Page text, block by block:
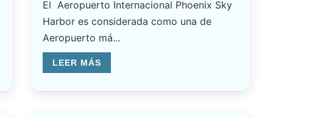
El Aeropuerto Internacional Phoenix Sky
Harbor es considerada como una de
Aeropuerto má...
LEER MÁS